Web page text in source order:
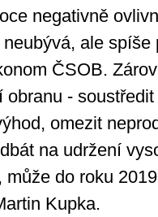
negativně
ale spíše
ČSOB.
-
omezit
na udržení
může do roku
Kupka.